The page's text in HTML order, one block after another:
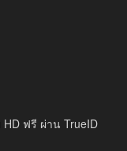
ฟรี ผ่าน TrueID